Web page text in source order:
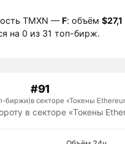
TMXN —F: объём$27,1
на 0 из 31 топ-бирж.
биржи)
#91
в секторе «Токены
в секторе «Токены